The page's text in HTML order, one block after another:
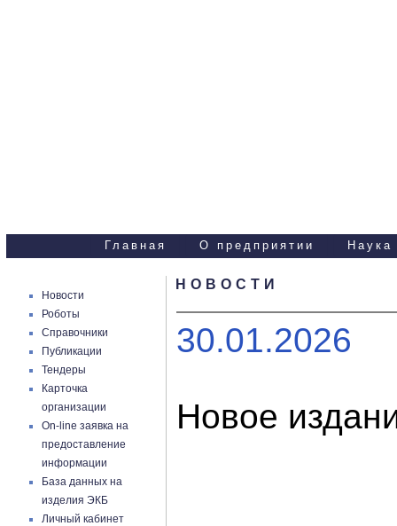
Главная О предприятии Наука
Новости
Роботы
Справочники
Публикации
Тендеры
Карточка
организации
On-line заявка на
предоставление
информации
База данных на
изделия ЭКБ
Личный кабинет
НОВОСТИ
30.01.2026
Новое